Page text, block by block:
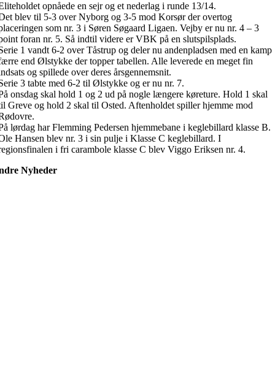
opnåede en sejr og et nederlag i runde 13/14.
blev til 5-3 over Nyborg og 3-5 mod Korsør der overtog
som nr. 3 i Søren Søgaard Ligaen. Vejby er nu nr. 4 – 3
foran nr. 5. Så indtil videre er VBK på en slutspilsplads.
1 vandt 6-2 over Tåstrup og deler nu andenpladsen med en kamp
end Ølstykke der topper tabellen. Alle leverede en meget fin
og spillede over deres årsgennemsnit.
3 tabte med 6-2 til Ølstykke og er nu nr. 7.
onsdag skal hold 1 og 2 ud på nogle længere køreture. Hold 1 skal
Greve og hold 2 skal til Osted. Aftenholdet spiller hjemme mod
lørdag har Flemming Pedersen hjemmebane i keglebillard klasse B.
Hansen blev nr. 3 i sin pulje i Klasse C keglebillard. I
i fri carambole klasse C blev Viggo Eriksen nr. 4.
Nyheder